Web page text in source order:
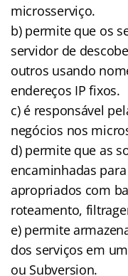
microsserviço.
b) permite que os
servidor de
outros usando
endereços IP fixos.
c) é responsável
negócios nos
d) permite que as
encaminhadas
apropriados com
roteamento,
e) permite
dos serviços em
ou Subversion.